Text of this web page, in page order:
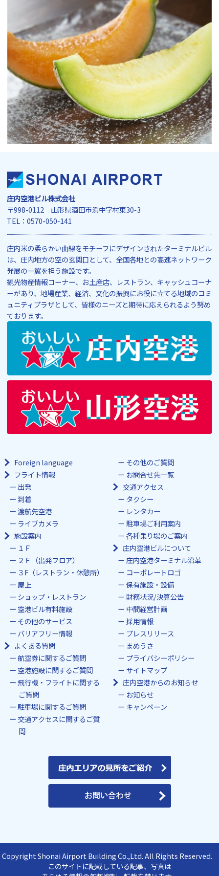
庄内空港ビル株式会社
〒998-0112 山形県酒田市浜中字村東30-3
TEL：0570-050-141
庄内米の柔らかい曲線をモチーフにデザインされたターミナルビル
は、庄内地方の空の玄関口として、全国各地との高速ネットワーク
発展の一翼を担う施設です。
観光物産情報コーナー、お土産店、レストラン、キャッシュコーナ
ーがあり、地場産業、経済、文化の振興にお役に立てる地域のコミ
ュニティプラザとして、皆様のニーズと期待に応えられるよう努め
ております。
Foreign language
フライト情報
出発
到着
渡航先空港
ライブカメラ
施設案内
１Ｆ
２Ｆ（出発フロア）
３F（レストラン・休憩所）
屋上
ショップ・レストラン
空港ビル有料施設
その他のサービス
バリアフリー情報
よくある質問
航空券に関するご質問
空港施設に関するご質問
飛行機・フライトに関する
ご質問
駐車場に関するご質問
交通アクセスに関するご質
問
その他のご質問
お問合せ先一覧
交通アクセス
タクシー
レンタカー
駐車場ご利用案内
各種乗り場のご案内
庄内空港ビルについて
庄内空港ターミナル沿革
コーポレートロゴ
保有施設・設備
財務状況/決算公告
中間経営計画
採用情報
プレスリリース
まめうさ
プライバシーポリシー
サイトマップ
庄内空港からのお知らせ
お知らせ
キャンペーン
Copyright Shonai Airport Building Co.,Ltd. All Rights Reserved.
このサイトに記載している記事、写真は